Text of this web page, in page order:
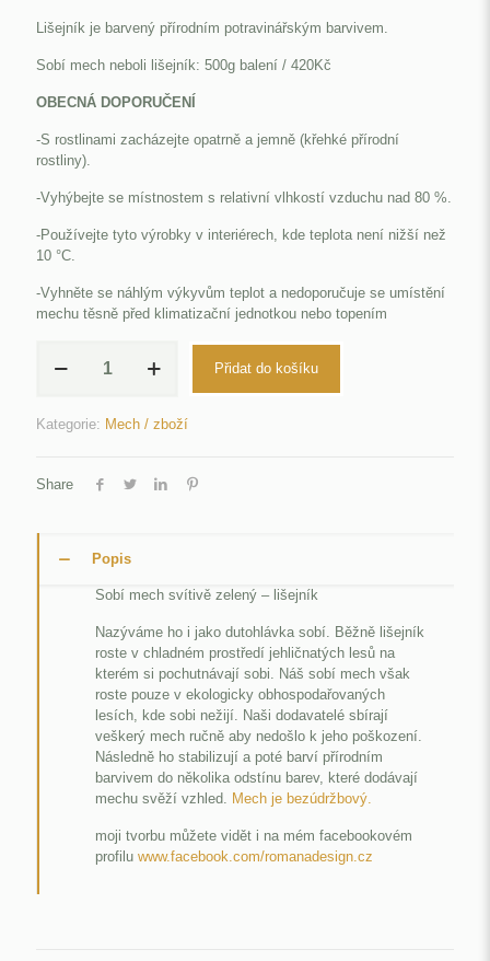
Lišejník je barvený přírodním potravinářským barvivem.
Sobí mech neboli lišejník: 500g balení / 420Kč
OBECNÁ DOPORUČENÍ
-S rostlinami zacházejte opatrně a jemně (křehké přírodní
rostliny).
-Vyhýbejte se místnostem s relativní vlhkostí vzduchu nad 80 %.
-Používejte tyto výrobky v interiérech, kde teplota není nižší než
10 °C.
-Vyhněte se náhlým výkyvům teplot a nedoporučuje se umístění
mechu těsně před klimatizační jednotkou nebo topením
mech
množství
Přidat do košíku
Kategorie: Mech / zboží
Share
Popis
Sobí mech svítivě zelený – lišejník
Nazýváme ho i jako dutohlávka sobí. Běžně lišejník
roste v chladném prostředí jehličnatých lesů na
kterém si pochutnávají sobi. Náš sobí mech však
roste pouze v ekologicky obhospodařovaných
lesích, kde sobi nežijí. Naši dodavatelé sbírají
veškerý mech ručně aby nedošlo k jeho poškození.
Následně ho stabilizují a poté barví přírodním
barvivem do několika odstínu barev, které dodávají
mechu svěží vzhled. Mech je bezúdržbový.
moji tvorbu můžete vidět i na mém facebookovém
profiluwww.facebook.com/romanadesign.cz